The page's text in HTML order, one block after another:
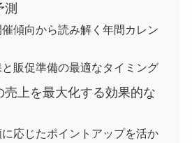
測
傾向から読み解く年間カレン
販促準備の最適なタイミング
売上を最大化する効果的な
応じたポイントアップを活か